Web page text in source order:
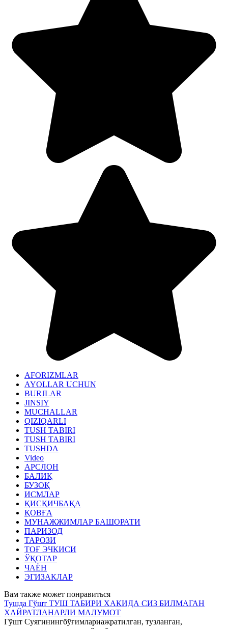
AFORIZMLAR
AYOLLAR UCHUN
BURJLAR
JINSIY
MUCHALLAR
QIZIQARLI
TUSH TABIRI
TUSH TABIRI
TUSHDA
Video
АРСЛОН
БАЛИҚ
БУЗОҚ
ИСМЛАР
ҚИСҚИЧБАҚА
ҚОВҒА
МУНАЖЖИМЛАР БАШОРАТИ
ПАРИЗОД
ТАРОЗИ
ТОҒ ЭЧКИСИ
ЎҚОТАР
ЧАЁН
ЭГИЗАКЛАР
Вам также может понравиться
Тушда Гўшт ТУШ ТАБИРИ ХАКИДА СИЗ БИЛМАГАН
ХАЙРАТЛАНАРЛИ МАЛУМОТ
Гўшт Суягинингбўғимлариажратилган, тузланган,